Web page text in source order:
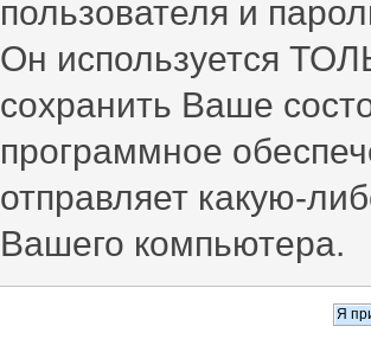
пользователя и
Он используется
сохранить Ваше
программное
отправляет какую-
Вашего компьютера.